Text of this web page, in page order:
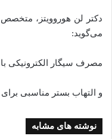
دکتر لن هوروویتز،
می‌گوید:
مصرف سیگار الکترونیکی
و التهاب بستر مناسبی
نوشته های مشابه